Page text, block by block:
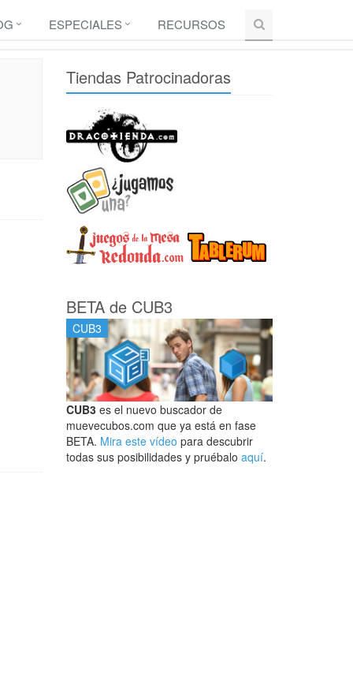
ESPECIALES RECURSOS
Tiendas Patrocinadoras
BETA de CUB3
CUB3
CUB3es el nuevo buscador de
muevecubos.com que ya está en fase
BETA. Mira este vídeo para descubrir
todas sus posibilidades y pruébalo aquí.